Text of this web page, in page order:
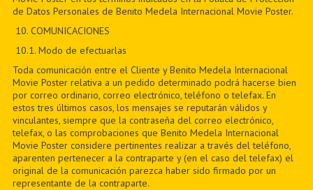
de Datos Personales de Benito Medela Internacional Movie Poster.
10. COMUNICACIONES
10.1. Modo de efectuarlas
Toda comunicación entre el Cliente y Benito Medela Internacional
Movie Poster relativa a un pedido determinado podrá hacerse bien
por correo ordinario, correo electrónico, teléfono o telefax. En
estos tres últimos casos, los mensajes se reputarán válidos y
vinculantes, siempre que la contraseña del correo electrónico,
telefax, o las comprobaciones que Benito Medela Internacional
Movie Poster considere pertinentes realizar a través del teléfono,
aparenten pertenecer a la contraparte y (en el caso del telefax) el
original de la comunicación parezca haber sido firmado por un
representante de la contraparte.